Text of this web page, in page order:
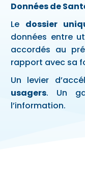
Données de
Le dossier
données entre
accordés au
rapport avec sa
Un levier
usagers. Un
l’information.